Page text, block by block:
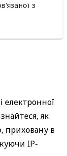
з
електронної
як
приховану в
IP-